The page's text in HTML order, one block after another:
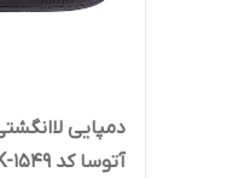
دمپایی
آتوسا کد 1549-BK